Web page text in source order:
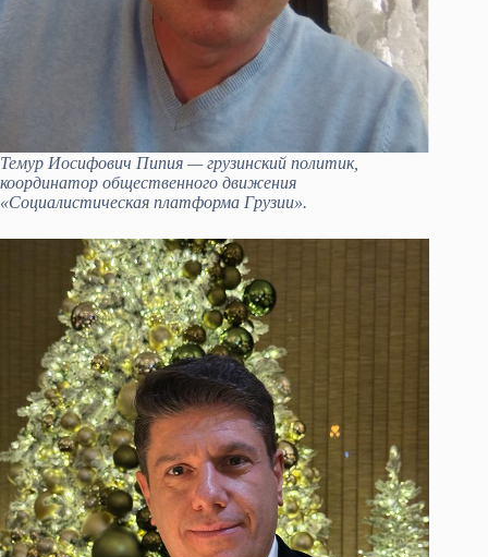
Темур Иосифович Пипия — грузинский политик,
координатор общественного движения
«Социалистическая платформа Грузии».